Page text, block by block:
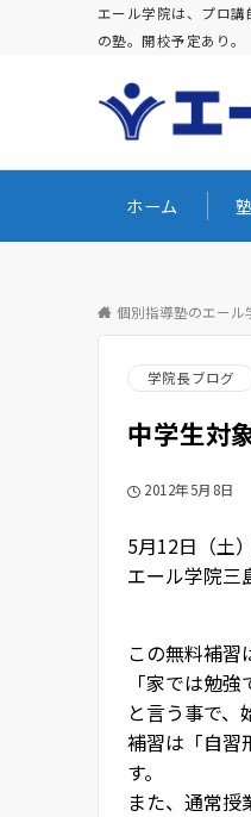
エール学院は、プロ講
の塾。開校予定あり。
ホーム
個別指導塾のエール
学院長ブログ
中学生対
2012年5月8日
5月12日（土
エール学院三
この無料補習
「家では勉
と言う事で、
補習は「自習
す。
また、通常授